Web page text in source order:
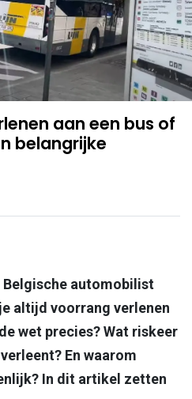
aan een bus of
belangrijke
Mail
via link
automobilist
altijd voorrang verlenen
wet precies? Wat riskeer
En waarom
In dit artikel zetten